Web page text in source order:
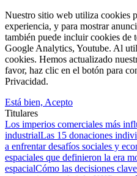
Nuestro sitio web utiliza cookies
experiencia, y para mostrar
también puede incluir cookies de
Google Analytics, Youtube. Al
cookies. Hemos actualizado
favor, haz clic en el botón para
Privacidad.
Está bien, Acepto
Titulares
Los imperios comerciales más
industrialLas 15 donaciones
a enfrentar desafíos sociales y
espaciales que definieron la era
espacialCómo las decisiones